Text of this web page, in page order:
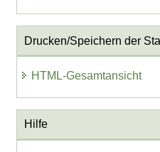
Drucken/Speichern der
HTML-Gesamtansicht
Hilfe